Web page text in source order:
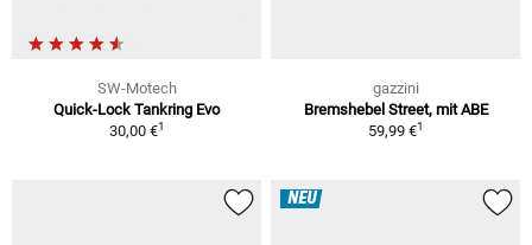
SW-Motech
Quick-Lock Tankring Evo
30,00 €1
gazzini
Bremshebel Street, mit ABE
59,99 €1
NEU